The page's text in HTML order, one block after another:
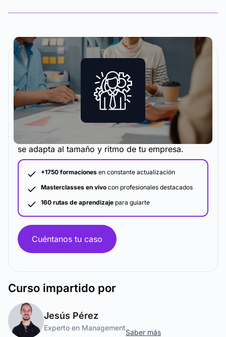
La metodología y plataforma de formación que
se adapta al tamaño y ritmo de tu empresa.
+1750 formaciones en constante actualización
Masterclasses en vivo con profesionales destacados
160 rutas de aprendizaje para guiarte
Cuéntanos tu caso
Curso impartido por
Jesús Pérez
Experto en Management
Saber más